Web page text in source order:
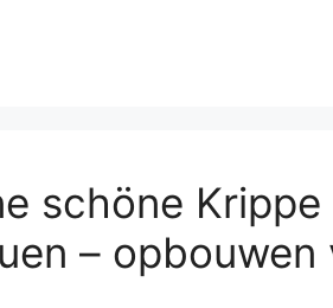
schöne Krippe
– opbouwen